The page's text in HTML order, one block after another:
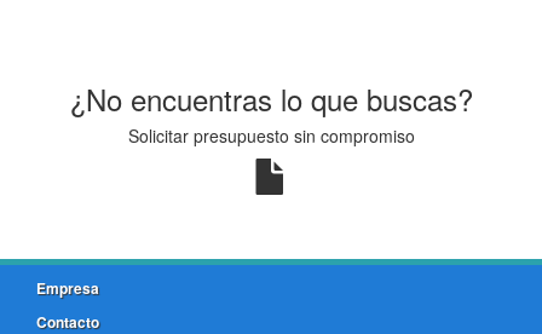
¿No encuentras lo que buscas?
Solicitar presupuesto sin compromiso
Empresa
Contacto